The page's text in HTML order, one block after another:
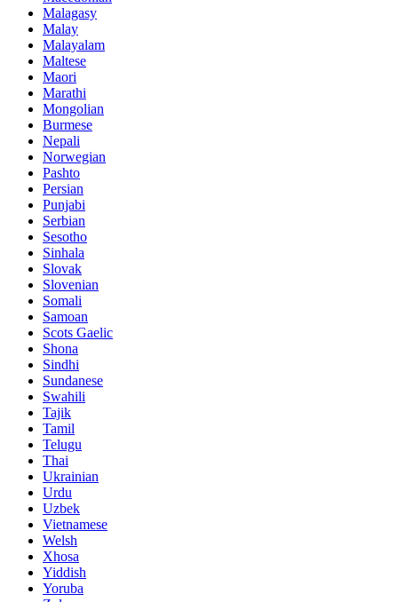
Malagasy
Malay
Malayalam
Maltese
Maori
Marathi
Mongolian
Burmese
Nepali
Norwegian
Pashto
Persian
Punjabi
Serbian
Sesotho
Sinhala
Slovak
Slovenian
Somali
Samoan
Scots Gaelic
Shona
Sindhi
Sundanese
Swahili
Tajik
Tamil
Telugu
Thai
Ukrainian
Urdu
Uzbek
Vietnamese
Welsh
Xhosa
Yiddish
Yoruba